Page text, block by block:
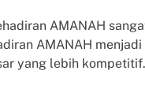
AMANAH
AMANAH
yang lebih kompetitif.